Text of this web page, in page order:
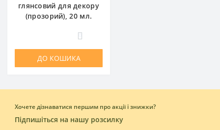
глянсовий для декору
(прозорий), 20 мл.
0
ДО КОШИКА
Хочете дізнаватися першим про акції і знижки?
Підпишіться на нашу розсилку